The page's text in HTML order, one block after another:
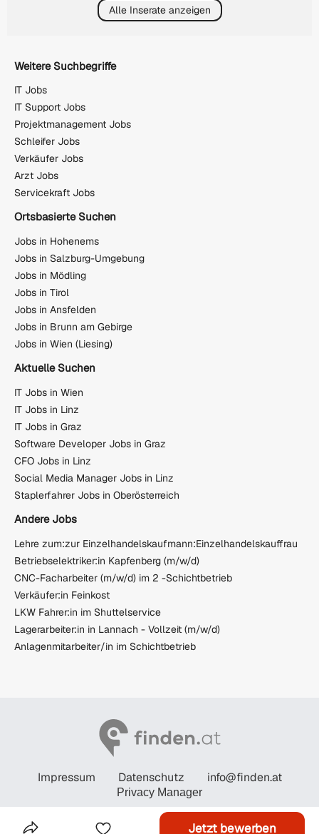
Alle Inserate anzeigen
Weitere Suchbegriffe
IT Jobs
IT Support Jobs
Projektmanagement Jobs
Schleifer Jobs
Verkäufer Jobs
Arzt Jobs
Servicekraft Jobs
Ortsbasierte Suchen
Jobs in Hohenems
Jobs in Salzburg-Umgebung
Jobs in Mödling
Jobs in Tirol
Jobs in Ansfelden
Jobs in Brunn am Gebirge
Jobs in Wien (Liesing)
Aktuelle Suchen
IT Jobs in Wien
IT Jobs in Linz
IT Jobs in Graz
Software Developer Jobs in Graz
CFO Jobs in Linz
Social Media Manager Jobs in Linz
Staplerfahrer Jobs in Oberösterreich
Andere Jobs
Lehre zum:zur Einzelhandelskaufmann:Einzelhandelskauffrau
Betriebselektriker:in Kapfenberg (m/w/d)
CNC-Facharbeiter (m/w/d) im 2 -Schichtbetrieb
Verkäufer:in Feinkost
LKW Fahrer:in im Shuttelservice
Lagerarbeiter:in in Lannach - Vollzeit (m/w/d)
Anlagenmitarbeiter/in im Schichtbetrieb
Jetzt bewerben
Impressum Datenschutz info@finden.at
Privacy Manager
© STANDARD Verlagsgesellschaft m.b.H. 2026